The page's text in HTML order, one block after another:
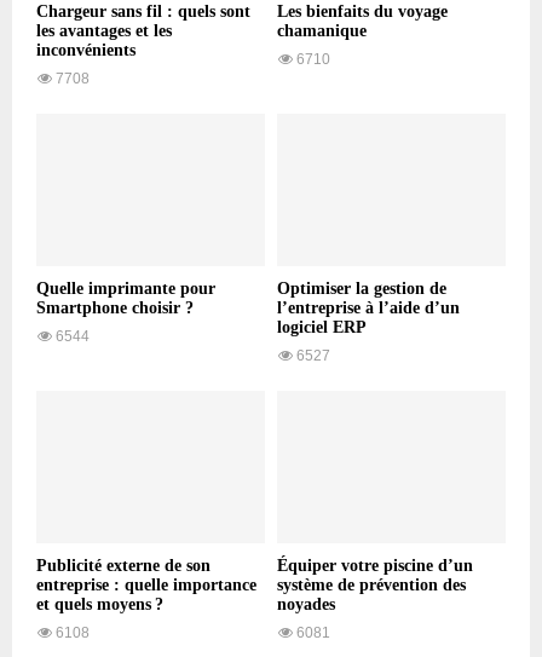
Chargeur sans fil : quels sont
les avantages et les
inconvénients
7708
Les bienfaits du voyage
chamanique
6710
Quelle imprimante pour
Smartphone choisir ?
6544
Optimiser la gestion de
l’entreprise à l’aide d’un
logiciel ERP
6527
Publicité externe de son
entreprise : quelle importance
et quels moyens ?
6108
Équiper votre piscine d’un
système de prévention des
noyades
6081